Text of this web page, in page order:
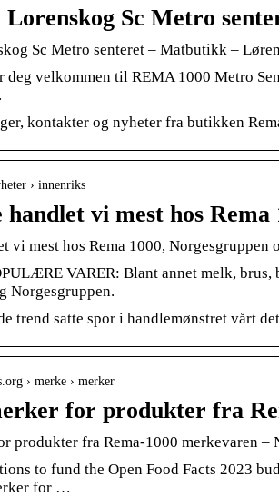
Lorenskog Sc Metro
Sc Metro senteret – Matbutikk –
deg velkommen til REMA 1000 Metro
kontakter og nyheter fra butikken
› innenriks
handlet vi mest hos
vi mest hos Rema 1000, Norgesgruppen
VARER: Blant annet melk,
Norgesgruppen.
trend satte spor i handlemønstret vårt
› merke › merker
for produkter fra
produkter fra Rema-1000 merkevaren –
to fund the Open Food Facts 2023
for …